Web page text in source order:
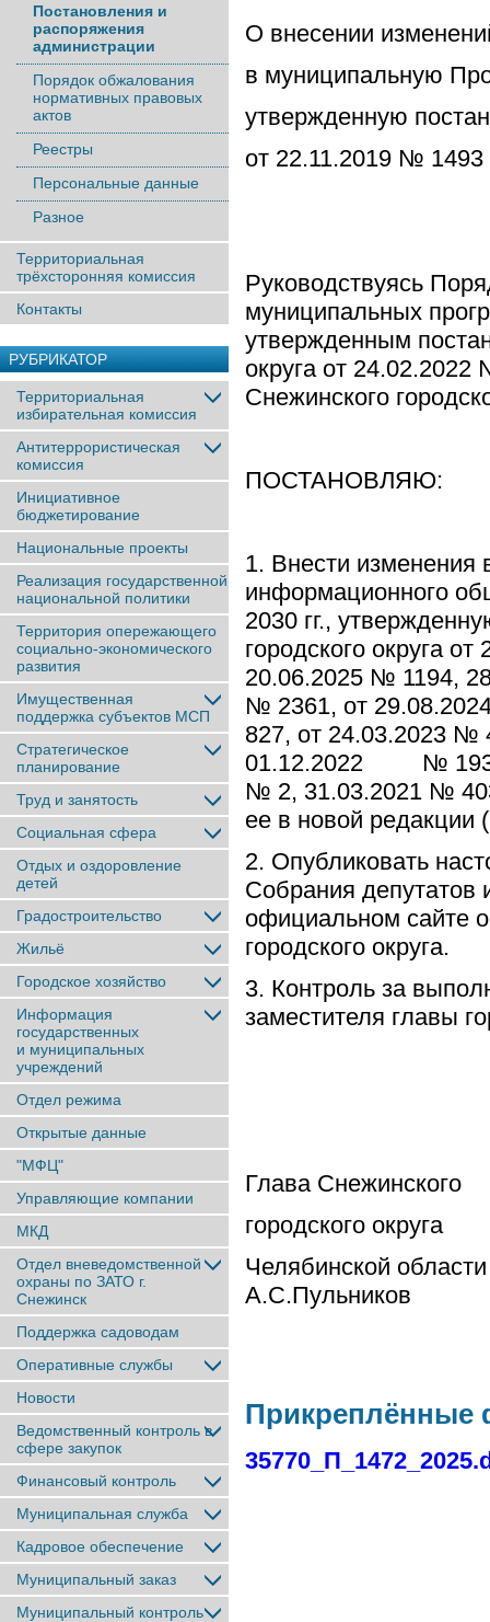
Постановления и
распоряжения
администрации
Порядок обжалования
нормативных правовых
актов
Реестры
Персональные данные
Разное
Территориальная
трёхсторонняя комиссия
Контакты
РУБРИКАТОР
Территориальная
избирательная комиссия
Антитеррористическая
комиссия
Инициативное
бюджетирование
Национальные проекты
Реализация государственной
национальной политики
Территория опережающего
социально-экономического
развития
Имущественная
поддержка субъектов МСП
Стратегическое
планирование
Труд и занятость
Социальная сфера
Отдых и оздоровление
детей
Градостроительство
Жильё
Городское хозяйство
Информация
государственных
и муниципальных
учреждений
Отдел режима
Открытые данные
"МФЦ"
Управляющие компании
МКД
Отдел вневедомственной
охраны по ЗАТО г.
Снежинск
Поддержка садоводам
Оперативные службы
Новости
Ведомственный контроль в
сфере закупок
Финансовый контроль
Муниципальная служба
Кадровое обеспечение
Муниципальный заказ
Муниципальный контроль
О внесении
в муниципальную
утвержденную
от 22.11.2019 № 1493
Руководствуясь
муниципальных
утвержденным
округа от
Снежинского
ПОСТАНОВЛЯЮ:
1. Внести изменения
информационного
2030 гг.,
городского
20.06.2025 № 1194,
№ 2361, от
827, от 24.03.2023
01.12.2022 № 1935,
№ 2, 31.03.2021 №
ее в новой редакции
2. Опубликовать
Собрания депутатов
официальном сайте
городского округа.
3. Контроль за
заместителя главы
Глава Снежинского
городского округа
А.С.Пульников